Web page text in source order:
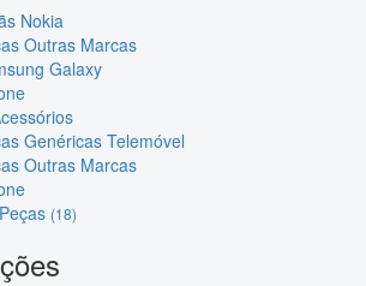
Nokia
Outras Marcas
Galaxy
Genéricas Telemóvel
Outras Marcas
(18)